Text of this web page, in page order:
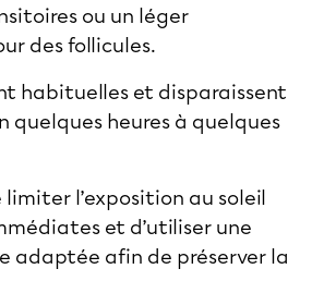
ou un léger
des follicules.
habituelles et disparaissent
quelques heures à quelques
l’exposition au soleil
et d’utiliser une
adaptée afin de préserver la